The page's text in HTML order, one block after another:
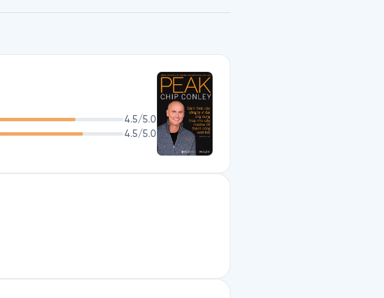
Market, Harley-Davidson và Southwest
tự cho công việc và cuộc sống cá nhân.
có thể xảy ra khi nhân viên phát huy hết
4.5/5.0
4.5/5.0